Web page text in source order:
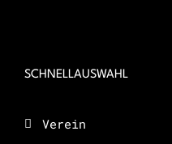
SCHNELLAUSWAHL
Verein